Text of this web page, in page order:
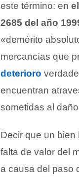
este término: en
2685 del año
«demérito
mercancías que
deterioro
encuentran
sometidas al
Decir que un
falta de valor del
a causa del paso